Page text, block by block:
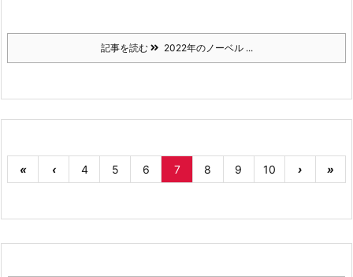
記事を読む 2022年のノーベル ...
« ‹ 4 5 6 7 8 9 10 › »